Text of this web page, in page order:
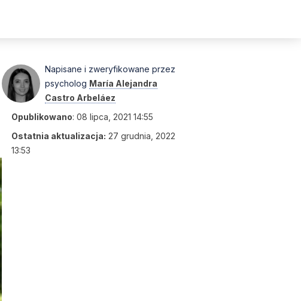
Napisane i zweryfikowane przez
psycholog María Alejandra
Castro Arbeláez
Opublikowano: 08 lipca, 2021 14:55
Ostatnia aktualizacja: 27 grudnia, 2022
13:53